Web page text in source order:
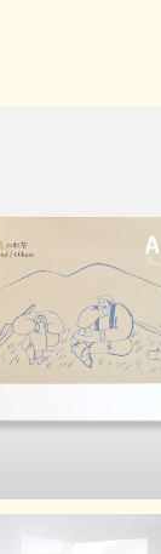
福めぐり茶・追い風
¥1,080